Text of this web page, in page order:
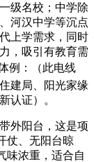
级名校；中学除
河汉中学等沉点
上学需求，同时
，吸引有教育需
例：（此电线
建局、阳光家缘
认证）。
外阳台，这是项
仗、无阳台晾
味浓重，适合自